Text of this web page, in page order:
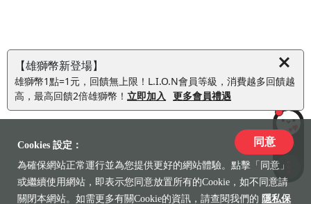
【雄獅幣新登場】
雄獅幣1點=1元，回饋無上限！L.I.O.N會員等級，消費越多回饋越
高，最高回饋2倍雄獅幣！ 立即加入 更多會員禮遇
LiLi
收藏
Cookies 設定：
為確保網站正常運行並為您提供更好的網站體驗。點擊「同意」
或繼續使用網站，即表示您同意放置所有的Cookie，如不同意請
關閉本網站。如需更多有關Cookie的資訊，請查閱我們的 隱私保
同意